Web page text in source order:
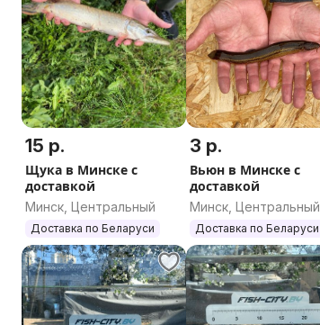
15 р.
Щука в Минске с
доставкой
Минск, Центральный
Доставка по Беларуси
3 р.
Вьюн в Минске с
доставкой
Минск, Центральный
Доставка по Беларуси